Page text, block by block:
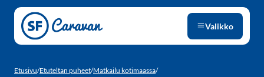
Siirry sivun sisältöön
Valikko
Etusivu/Etuteltan puheet/Matkailu kotimaassa/